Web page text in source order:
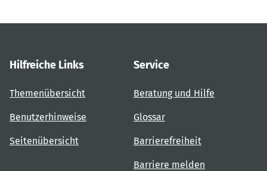
Hilfreiche Links
Themenübersicht
Benutzerhinweise
Seitenübersicht
Service
Beratung und Hilfe
Glossar
Barrierefreiheit
Barriere melden